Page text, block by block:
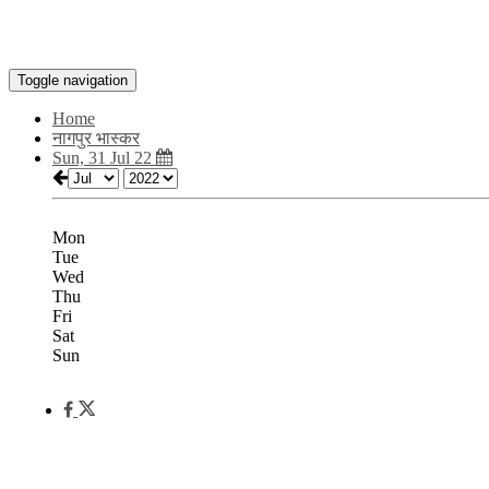
Toggle navigation
Home
नागपुर भास्कर
Sun, 31 Jul 22
Mon
Tue
Wed
Thu
Fri
Sat
Sun